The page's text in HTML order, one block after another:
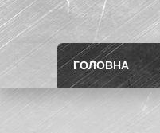
ГОЛОВНА